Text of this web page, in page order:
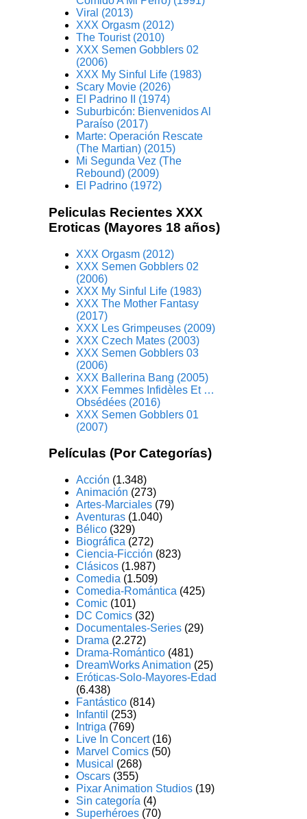
Viral (2013)
XXX Orgasm (2012)
The Tourist (2010)
XXX Semen Gobblers 02
(2006)
XXX My Sinful Life (1983)
Scary Movie (2026)
El Padrino II (1974)
Suburbicón: Bienvenidos Al
Paraíso (2017)
Marte: Operación Rescate
(The Martian) (2015)
Mi Segunda Vez (The
Rebound) (2009)
El Padrino (1972)
Peliculas Recientes XXX
Eroticas (Mayores 18 años)
XXX Orgasm (2012)
XXX Semen Gobblers 02
(2006)
XXX My Sinful Life (1983)
XXX The Mother Fantasy
(2017)
XXX Les Grimpeuses (2009)
XXX Czech Mates (2003)
XXX Semen Gobblers 03
(2006)
XXX Ballerina Bang (2005)
XXX Femmes Infidèles Et …
Obsédées (2016)
XXX Semen Gobblers 01
(2007)
Películas (Por Categorías)
Acción (1.348)
Animación (273)
Artes-Marciales (79)
Aventuras (1.040)
Bélico (329)
Biográfica (272)
Ciencia-Ficción (823)
Clásicos (1.987)
Comedia (1.509)
Comedia-Romántica (425)
Comic (101)
DC Comics (32)
Documentales-Series (29)
Drama (2.272)
Drama-Romántico (481)
DreamWorks Animation (25)
Eróticas-Solo-Mayores-Edad
(6.438)
Fantástico (814)
Infantil (253)
Intriga (769)
Live In Concert(16)
Marvel Comics (50)
Musical (268)
Oscars (355)
Pixar Animation Studios (19)
Sin categoría (4)
Superhéroes (70)